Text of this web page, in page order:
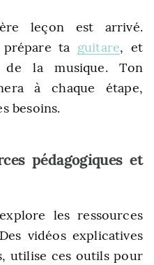
leçon est arrivé.
ta guitare, et
de la musique. Ton
à chaque étape,
besoins.
pédagogiques et
les ressources
vidéos explicatives
utilise ces outils pour